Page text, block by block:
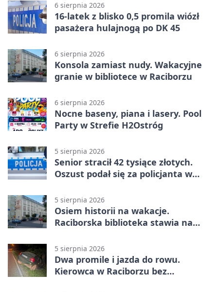
6 sierpnia 2026
16-latek z blisko 0,5 promila wiózł
pasażera hulajnogą po DK 45
6 sierpnia 2026
Konsola zamiast nudy. Wakacyjne
granie w bibliotece w Raciborzu
6 sierpnia 2026
Nocne baseny, piana i lasery. Pool
Party w Strefie H2Ostróg
5 sierpnia 2026
Senior stracił 42 tysiące złotych.
Oszust podał się za policjanta w
5 sierpnia 2026
Osiem historii na wakacje.
Raciborska biblioteka stawia na
5 sierpnia 2026
Dwa promile i jazda do rowu.
Kierowca w Raciborzu bez